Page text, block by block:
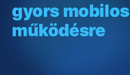
gyors mobilos
működésre